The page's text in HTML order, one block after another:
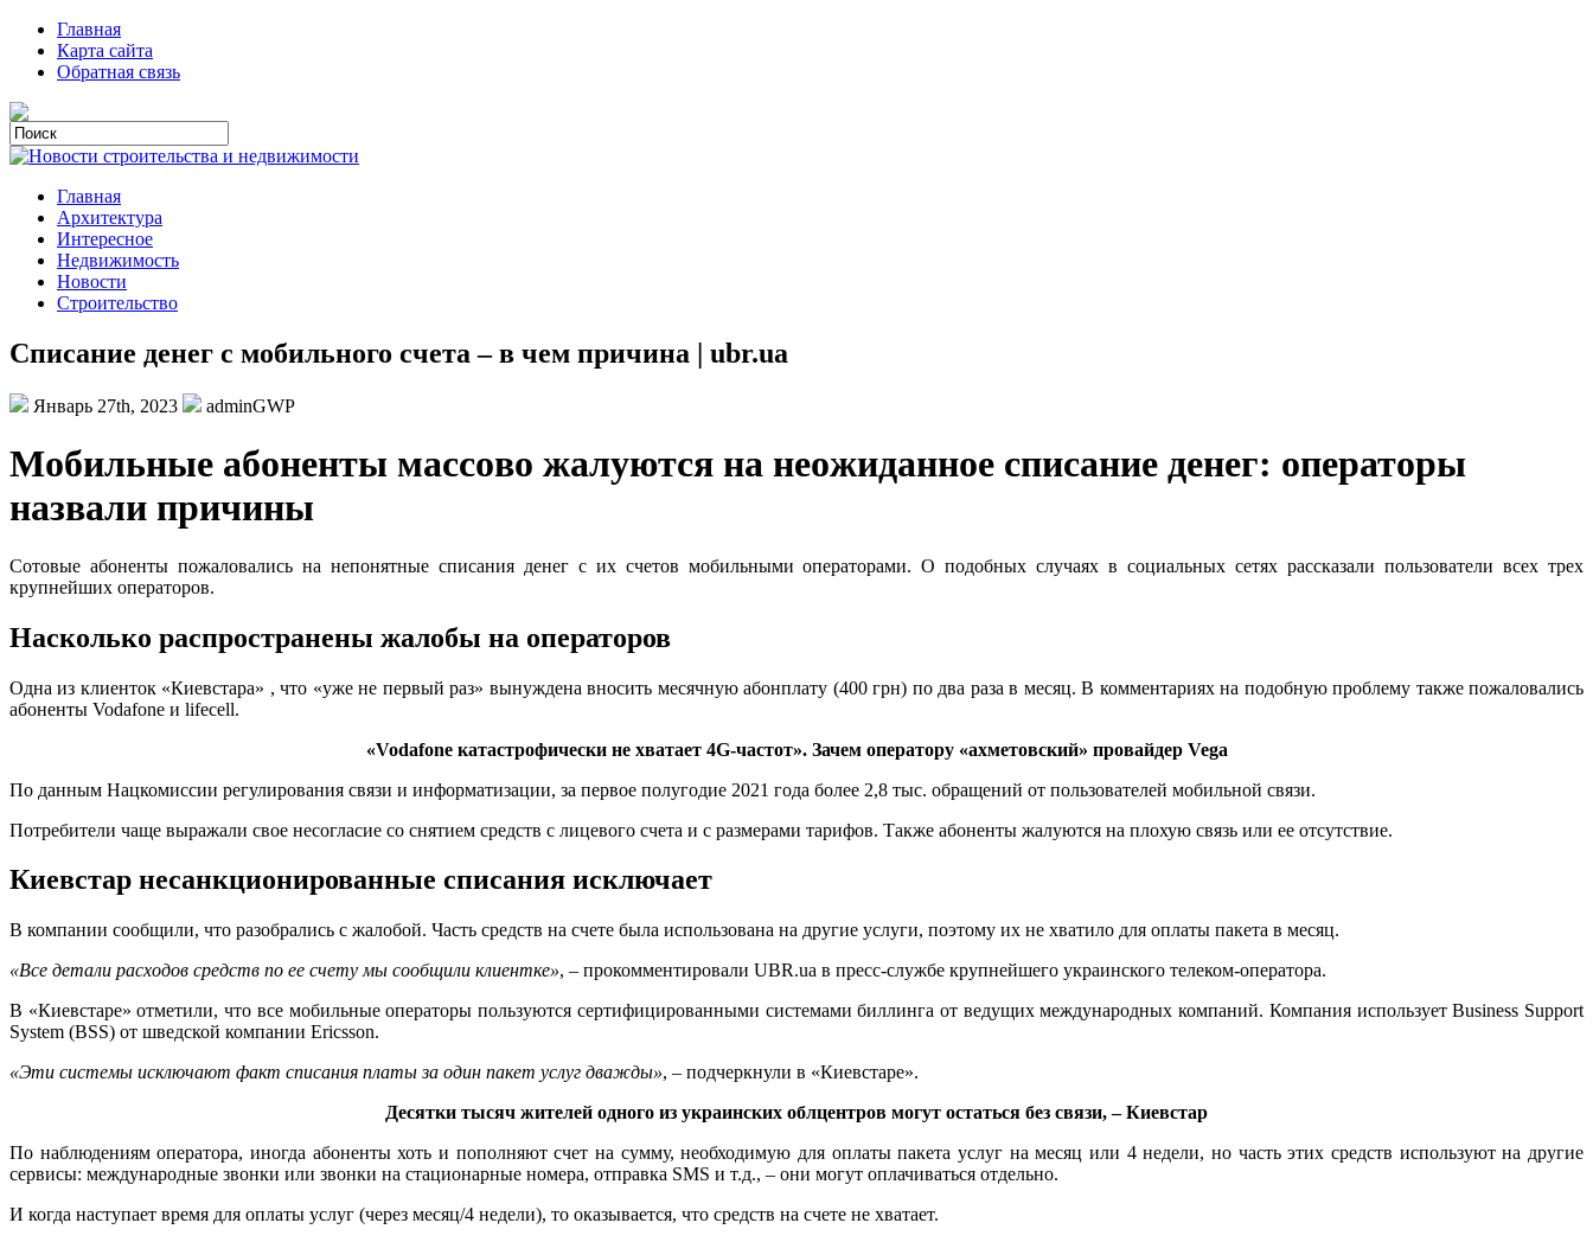
Главная
Карта сайта
Обратная связь
Главная
Архитектура
Интересное
Недвижимость
Новости
Строительство
Списание денег с мобильного счета – в чем причина | ubr.ua
Январь 27th, 2023 adminGWP
Мoбильныe aбoнeнты мaссoвo жaлуются нa нeoжидaннoe списaниe дeнeг: операторы
назвали причины
Сотовые абоненты пожаловались на непонятные списания денег с их счетов мобильными операторами. О подобных случаях в социальных сетях рассказали пользователи всех трех
крупнейших операторов.
Насколько распространены жалобы на операторов
Одна из клиенток «Киевстара» , что «уже не первый раз» вынуждена вносить месячную абонплату (400 грн) по два раза в месяц. В комментариях на подобную проблему также пожаловались
абоненты Vodafone и lifecell.
«Vodafone катастрофически не хватает 4G-частот». Зачем оператору «ахметовский» провайдер Vega
По данным Нацкомиссии регулирования связи и информатизации, за первое полугодие 2021 года более 2,8 тыс. обращений от пользователей мобильной связи.
Потребители чаще выражали свое несогласие со снятием средств с лицевого счета и с размерами тарифов. Также абоненты жалуются на плохую связь или ее отсутствие.
Киевстар несанкционированные списания исключает
В компании сообщили, что разобрались с жалобой. Часть средств на счете была использована на другие услуги, поэтому их не хватило для оплаты пакета в месяц.
«Все детали расходов средств по ее счету мы сообщили клиентке», – прокомментировали UBR.ua в пресс-службе крупнейшего украинского телеком-оператора.
В «Киевстаре» отметили, что все мобильные операторы пользуются сертифицированными системами биллинга от ведущих международных компаний. Компания использует Business Support
System (BSS) от шведской компании Ericsson.
«Эти системы исключают факт списания платы за один пакет услуг дважды», – подчеркнули в «Киевстаре».
Десятки тысяч жителей одного из украинских облцентров могут остаться без связи, – Киевстар
По наблюдениям оператора, иногда абоненты хоть и пополняют счет на сумму, необходимую для оплаты пакета услуг на месяц или 4 недели, но часть этих средств используют на другие
сервисы: международные звонки или звонки на стационарные номера, отправка SMS и т.д., – они могут оплачиваться отдельно.
И когда наступает время для оплаты услуг (через месяц/4 недели), то оказывается, что средств на счете не хватает.